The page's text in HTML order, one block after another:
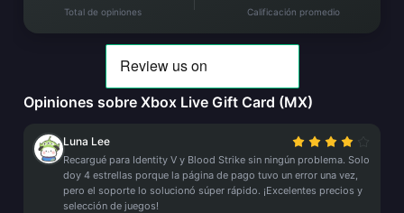
Total de opiniones Calificación promedio
Opiniones sobre Xbox Live Gift Card (MX)
Luna Lee
Recargué para Identity V y Blood Strike sin ningún problema. Solo
doy 4 estrellas porque la página de pago tuvo un error una vez,
pero el soporte lo solucionó súper rápido. ¡Excelentes precios y
selección de juegos!